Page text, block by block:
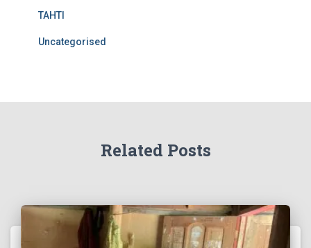
TAHTI
Uncategorised
Related Posts